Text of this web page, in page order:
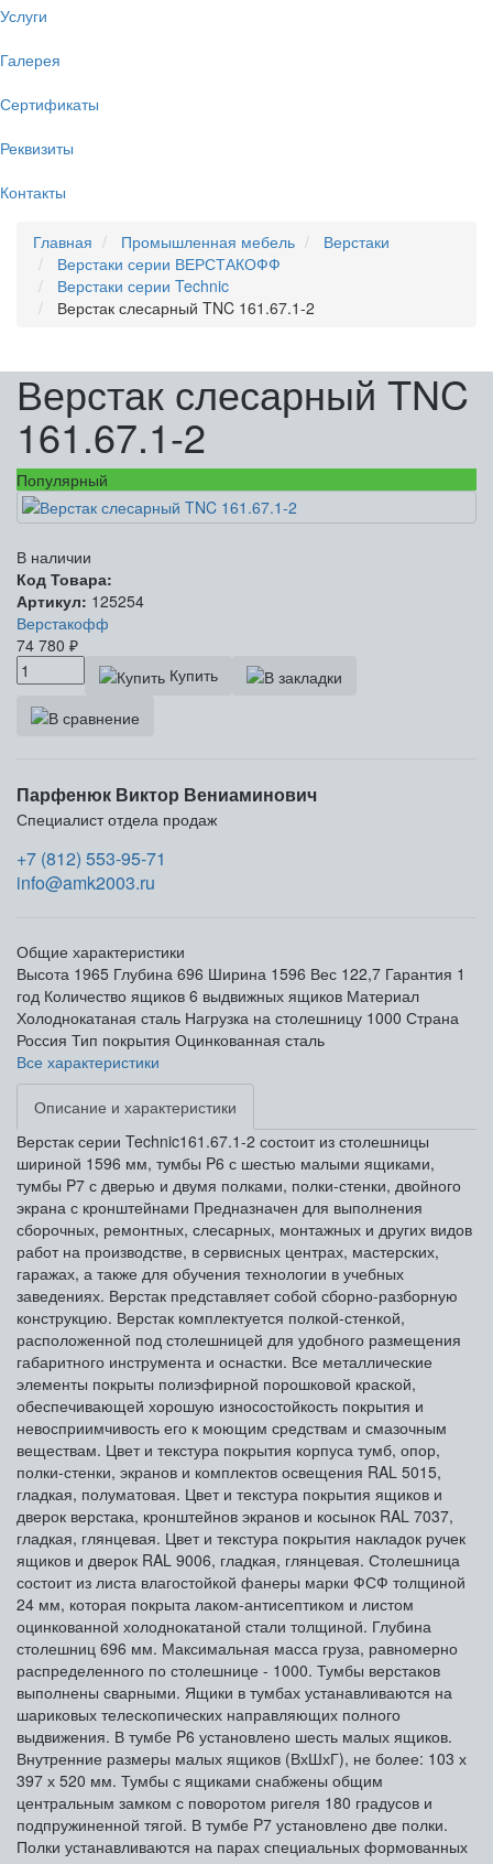
Услуги
Галерея
Сертификаты
Реквизиты
Контакты
Главная Промышленная мебель
Верстаки
Верстаки серии ВЕРСТАКОФФ
Верстаки серии Technic
Верстак слесарный TNC 161.67.1-2
Верстак слесарный TNC
161.67.1-2
Популярный
В наличии
Код Товара:
Артикул: 125254
Верстакофф
74 780 ₽
Купить
Парфенюк Виктор Вениаминович
Специалист отдела продаж
+7 (812) 553-95-71
info@amk2003.ru
Общие характеристики
Высота 1965 Глубина 696 Ширина 1596 Вес 122,7 Гарантия 1
год Количество ящиков 6 выдвижных ящиков Материал
Холоднокатаная сталь Нагрузка на столешницу 1000 Страна
Россия Тип покрытия Оцинкованная сталь
Все характеристики
Описание и характеристики
Верстак серии Technic161.67.1-2 состоит из столешницы
шириной 1596 мм, тумбы P6 с шестью малыми ящиками,
тумбы P7 с дверью и двумя полками, полки-стенки, двойного
экрана с кронштейнами Предназначен для выполнения
сборочных, ремонтных, слесарных, монтажных и других видов
работ на производстве, в сервисных центрах, мастерских,
гаражах, а также для обучения технологии в учебных
заведениях. Верстак представляет собой сборно-разборную
конструкцию. Верстак комплектуется полкой-стенкой,
расположенной под столешницей для удобного размещения
габаритного инструмента и оснастки. Все металлические
элементы покрыты полиэфирной порошковой краской,
обеспечивающей хорошую износостойкость покрытия и
невосприимчивость его к моющим средствам и смазочным
веществам. Цвет и текстура покрытия корпуса тумб, опор,
полки-стенки, экранов и комплектов освещения RAL 5015,
гладкая, полуматовая. Цвет и текстура покрытия ящиков и
дверок верстака, кронштейнов экранов и косынок RAL 7037,
гладкая, глянцевая. Цвет и текстура покрытия накладок ручек
ящиков и дверок RAL 9006, гладкая, глянцевая. Столешница
состоит из листа влагостойкой фанеры марки ФСФ толщиной
24 мм, которая покрыта лаком-антисептиком и листом
оцинкованной холоднокатаной стали толщиной. Глубина
столешниц 696 мм. Максимальная масса груза, равномерно
распределенного по столешнице - 1000. Тумбы верстаков
выполнены сварными. Ящики в тумбах устанавливаются на
шариковых телескопических направляющих полного
выдвижения. В тумбе P6 установлено шесть малых ящиков.
Внутренние размеры малых ящиков (ВхШхГ), не более: 103 х
397 х 520 мм. Тумбы с ящиками снабжены общим
центральным замком с поворотом ригеля 180 градусов и
подпружиненной тягой. В тумбе P7 установлено две полки.
Полки устанавливаются на парах специальных формованных